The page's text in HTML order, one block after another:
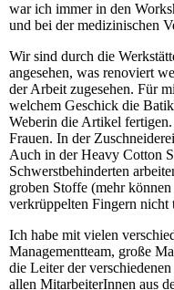
war ich immer in den
und bei der medizinischen
Wir sind durch die
angesehen, was renoviert
der Arbeit zugesehen. Für
welchem Geschick die
Weberin die Artikel
Frauen. In der
Auch in der Heavy Cotton
Schwerstbehinderten
groben Stoffe (mehr
verkrüppelten Fingern nicht
Ich habe mit vielen
Managementteam, große
die Leiter der
allen MitarbeiterInnen aus